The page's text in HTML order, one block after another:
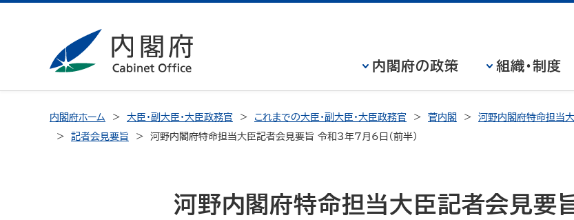
内閣府の政策 組織・制度
内閣府ホーム 大臣・副大臣・大臣政務官 これまでの大臣・副大臣・大臣政務官 菅内閣
河野内閣府特命担当大
記者会見要旨
河野内閣府特命担当大臣記者会見要旨 令和3年7月6日（前半）
河野内閣府特命担当大臣記者会見